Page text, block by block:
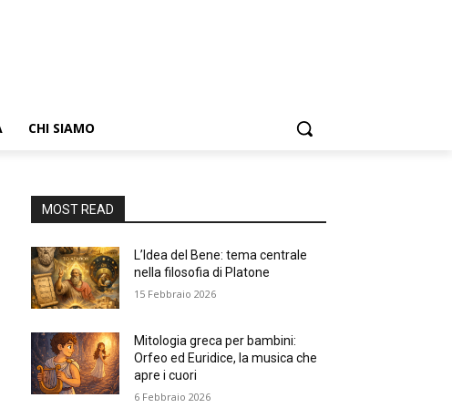
CHI SIAMO
MOST READ
L’Idea del Bene: tema centrale
nella filosofia di Platone
15 Febbraio 2026
Mitologia greca per bambini:
Orfeo ed Euridice, la musica che
apre i cuori
6 Febbraio 2026